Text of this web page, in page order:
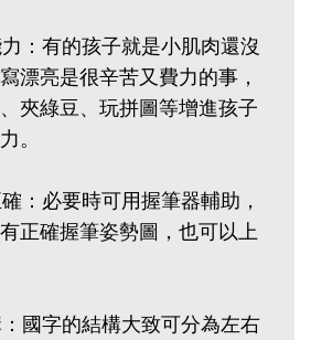
：有的孩子就是小肌肉還沒
漂亮是很辛苦又費力的事，
夾綠豆、玩拼圖等增進孩子
。
：必要時可用握筆器輔助，
正確握筆姿勢圖，也可以上
國字的結構大致可分為左右